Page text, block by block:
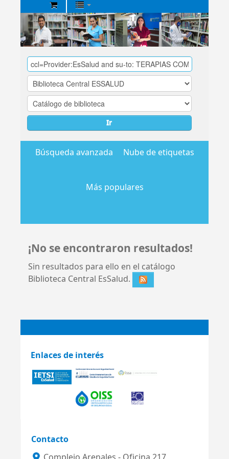
Biblioteca
Central
EsSalud
Ir
Búsqueda avanzada Nube de etiquetas
Más populares
¡No se encontraron resultados!
Sin resultados para ello en el catálogo
Biblioteca Central EsSalud.
Enlaces de interés
Contacto